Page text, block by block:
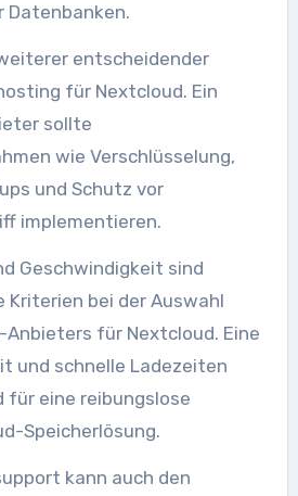
entscheidender
für Nextcloud. Ein
sollte
wie Verschlüsselung,
und Schutz vor
implementieren.
Geschwindigkeit sind
bei der Auswahl
für Nextcloud. Eine
und schnelle Ladezeiten
für eine reibungslose
Speicherlösung.
kann auch den